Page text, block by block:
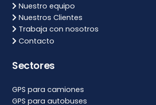
Nuestro equipo
Nuestros Clientes
Trabaja con nosotros
Contacto
Sectores
GPS para camiones
GPS para autobuses